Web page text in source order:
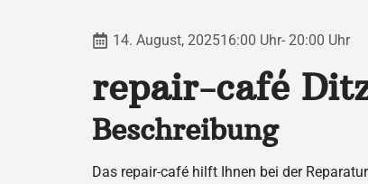
14. August, 202516:00 Uhr- 20:00 Uhr
repair-café
Beschreibung
Das repair-café hilft Ihnen bei der